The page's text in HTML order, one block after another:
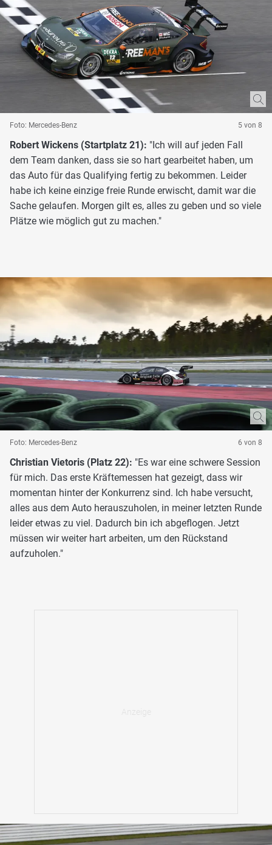
Foto: Mercedes-Benz 5 von 8
Robert Wickens (Startplatz 21): "Ich will auf jeden Fall
dem Team danken, dass sie so hart gearbeitet haben, um
das Auto für das Qualifying fertig zu bekommen. Leider
habe ich keine einzige freie Runde erwischt, damit war die
Sache gelaufen. Morgen gilt es, alles zu geben und so viele
Plätze wie möglich gut zu machen."
Foto: Mercedes-Benz 6 von 8
Christian Vietoris (Platz 22): "Es war eine schwere Session
für mich. Das erste Kräftemessen hat gezeigt, dass wir
momentan hinter der Konkurrenz sind. Ich habe versucht,
alles aus dem Auto herauszuholen, in meiner letzten Runde
leider etwas zu viel. Dadurch bin ich abgeflogen. Jetzt
müssen wir weiter hart arbeiten, um den Rückstand
aufzuholen."